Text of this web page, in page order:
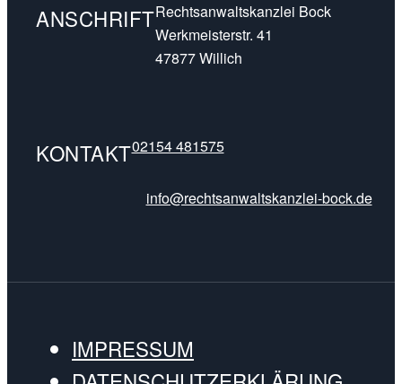
ANSCHRIFTRechtsanwaltskanzlei Bock
Werkmeisterstr. 41
47877 Willich
KONTAKT02154 481575
info@rechtsanwaltskanzlei-bock.de
IMPRESSUM